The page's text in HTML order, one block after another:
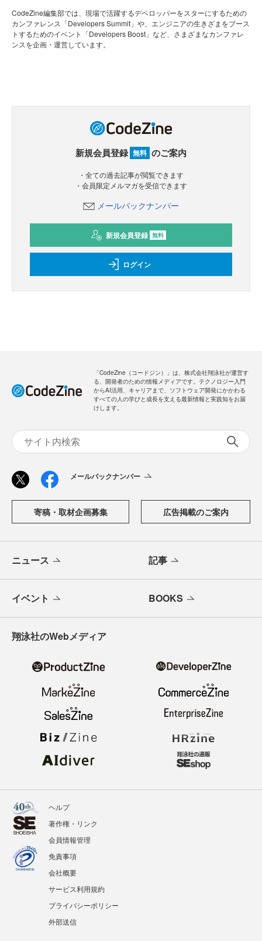
CodeZine編集部では、現場で活躍するデベロッパーをスターにするための
カンファレンス「Developers Summit」や、エンジニアの生きざまをブース
トするためのイベント「Developers Boost」など、さまざまなカンファレ
ンスを企画・運営しています。
新規会員登録 無料
ログイン
からAI活用、キャリアまで、ソフトウェア開発にかかわる
すべての人の学びと成長を支える最新情報と実践知をお届
ニュース 記事
イベント BOOKS
ヘルプ